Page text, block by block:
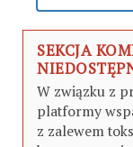
SEKCJA
W związku z
platformy
z zalewem